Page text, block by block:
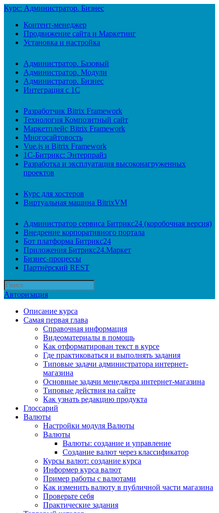
Курс: Администратор. Бизнес
Контент-менеджер
Продвижение сайта и Маркетинг
Установка и настройка
Администратор. Базовый
Администратор. Модули
Администратор. Бизнес
Интеграция с 1С
Разработчик Bitrix Framework
Технология Композитный сайт
Маркетплейс Bitrix Framework
Многосайтовость
Vue.js и Bitrix Framework
1С-Битрикс: Энтерпрайз
Разработка и эксплуатация высоконагруженных
проектов
Курс для хостеров
Виртуальная машина BitrixVM
Администратор сервиса Битрикс24 (коробочная версия)
Внедрение корпоративного портала
Бот платформа Битрикс24
Приложения Битрикс24.Маркет
Бизнес-процессы
Партнёрский REST
Авторизация
Описание курса
Самая первая глава
Справочная информация
Видеоматериалы в помощь
Как отформатирован текст в курсе
Где практиковаться и выполнять задания
Типовые задачи администратора интернет-
магазина
Основные задачи менеджера интернет-магазина
Типовые действия на сайте
Как узнать редакцию продукта
Глоссарий
Валюты
Настройки модуля Валюты
Валюты
Валюты: создание и управление
Создание валют через классификатор
Курсы валют: создание курса
Информер курса валют
Пример работы с валютами
Как изменить валюту в публичной части магазина
Проверьте себя
Практические задания